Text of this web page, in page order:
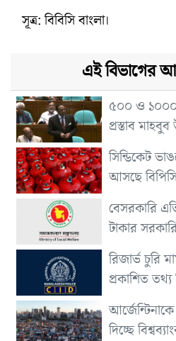
সূত্র: বিবিসি বাংলা।
এই বিভাগের
৫০০ ও ১০০০
প্রস্তাব
সিন্ডিকেট
আসছে
বেসরকারি
টাকার
রিজার্ভ চুরি
প্রকাশিত
দিচ্ছে